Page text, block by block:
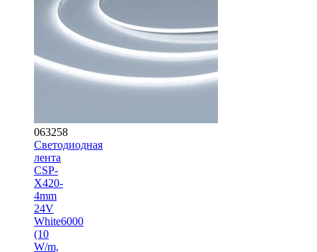
063258
Светодиодная
лента
CSP-
X420-
4mm
24V
White6000
(10
W/m,